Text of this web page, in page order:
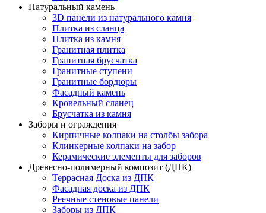
Натуральный камень
3D панели из натурального камня
Плитка из сланца
Плитка из камня
Гранитная плитка
Гранитная брусчатка
Гранитные ступени
Гранитные бордюры
Фасадный камень
Кровельный сланец
Брусчатка из камня
Заборы и ограждения
Кирпичные колпаки на столбы забора
Клинкерные колпаки на забор
Керамические элементы для заборов
Древесно-полимерный композит (ДПК)
Террасная Доска из ДПК
Фасадная доска из ДПК
Реечные стеновые панели
Заборы из ДПК